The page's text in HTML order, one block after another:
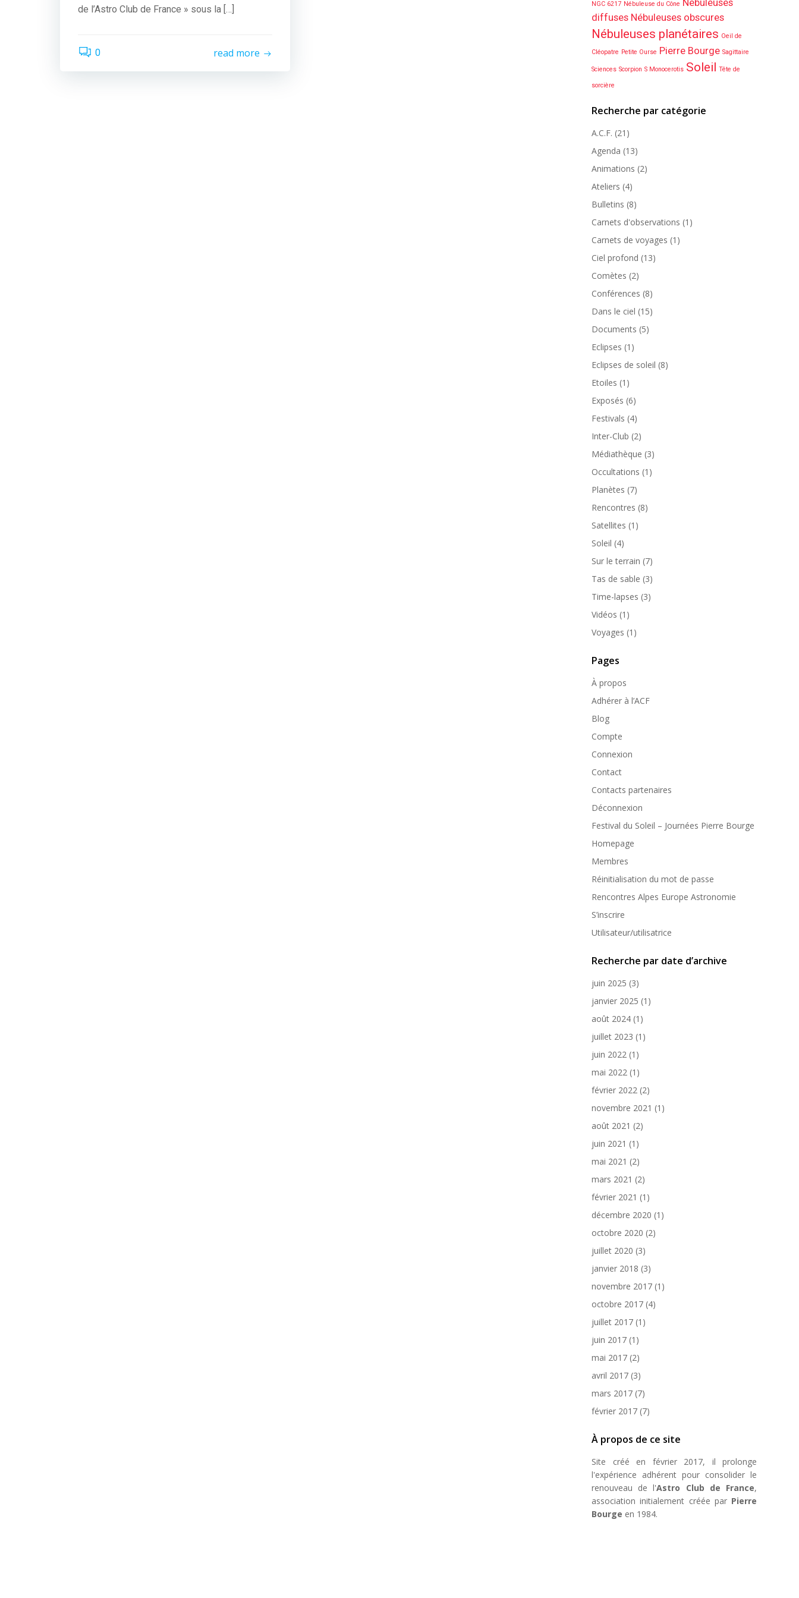
de l’Astro Club de France » sous la […]
0 read more
NGC 6217 Nébuleuse du Cône Nébuleuses
diffuses Nébuleuses obscures
Nébuleuses planétaires Oeil de
Cléopatre Petite Ourse Pierre Bourge Sagittaire
Sciences Scorpion S Monocerotis Soleil Tête de
sorcière
Recherche par catégorie
A.C.F. (21)
Agenda (13)
Animations (2)
Ateliers (4)
Bulletins (8)
Carnets d'observations (1)
Carnets de voyages (1)
Ciel profond (13)
Comètes (2)
Conférences (8)
Dans le ciel (15)
Documents (5)
Eclipses (1)
Eclipses de soleil (8)
Etoiles (1)
Exposés (6)
Festivals (4)
Inter-Club (2)
Médiathèque (3)
Occultations (1)
Planètes (7)
Rencontres (8)
Satellites (1)
Soleil (4)
Sur le terrain (7)
Tas de sable (3)
Time-lapses (3)
Vidéos (1)
Voyages (1)
Pages
À propos
Adhérer à l’ACF
Blog
Compte
Connexion
Contact
Contacts partenaires
Déconnexion
Festival du Soleil – Journées Pierre Bourge
Homepage
Membres
Réinitialisation du mot de passe
Rencontres Alpes Europe Astronomie
S’inscrire
Utilisateur/utilisatrice
Recherche par date d’archive
juin 2025 (3)
janvier 2025 (1)
août 2024 (1)
juillet 2023 (1)
juin 2022 (1)
mai 2022 (1)
février 2022 (2)
novembre 2021 (1)
août 2021 (2)
juin 2021 (1)
mai 2021 (2)
mars 2021 (2)
février 2021 (1)
décembre 2020 (1)
octobre 2020 (2)
juillet 2020 (3)
janvier 2018 (3)
novembre 2017 (1)
octobre 2017 (4)
juillet 2017 (1)
juin 2017 (1)
mai 2017 (2)
avril 2017 (3)
mars 2017 (7)
février 2017 (7)
À propos de ce site
Site créé en février 2017, il prolonge
l'expérience adhérent pour consolider le
renouveau de l'Astro Club de France,
association initialement créée par Pierre
Bourge en 1984.